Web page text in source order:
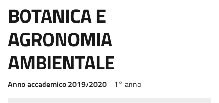
BOTANICA E
AGRONOMIA
AMBIENTALE
Anno accademico 2019/2020 - 1° anno